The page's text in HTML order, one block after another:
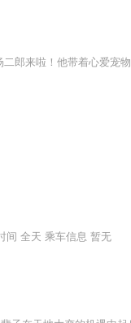
间 全天 乘车信息 暂无